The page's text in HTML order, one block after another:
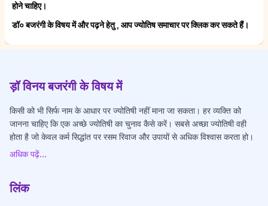
होने चाहिए।
डॉ० बजरंगी के विषय में और पढ़ने हेतु , आप ज्योतिष समाचार पर क्लिक कर सकते हैं।
ड़ॉ विनय बजरंगी के विषय में
किसी को भी सिर्फ नाम के आधार पर ज्योतिषी नहीं माना जा सकता। हर व्यक्ति को
जानना चाहिए कि एक अच्छे ज्योतिषी का चुनाव कैसे करें। सबसे अच्छा ज्योतिषी वही
होता है जो केवल कर्म सिद्धांत पर रसम रिवाज और उपायों से अधिक विश्वास करता हो।
अधिक पढ़ें...
लिंक